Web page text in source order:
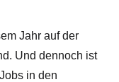
Jahr auf der
Und dennoch ist
in den